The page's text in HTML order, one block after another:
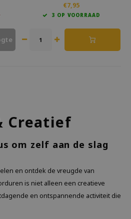
lekker creatief bezig. Even geen
schermen, maar iets moois
€7,95
3 OP VOORRAAD
Creatief
om zelf aan de slag
en ontdek de vreugde van
is niet alleen een creatieve
en ontspannende activiteit die